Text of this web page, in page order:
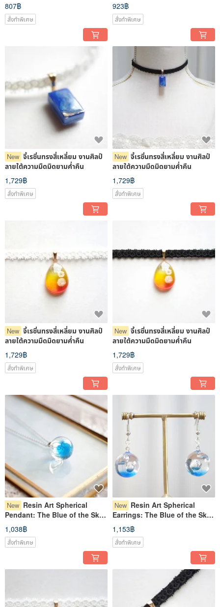
807฿
สั่งทำพิเศษ
923฿
สั่งทำพิเศษ
New จี้เรซิ่นทรงสี่เหลี่ยม งานศิลป์
ลายใต้ความมืดมิดยามค่ำคืน
1,729฿
สั่งทำพิเศษ
New จี้เรซิ่นทรงสี่เหลี่ยม งานศิลป์
ลายใต้ความมืดมิดยามค่ำคืน
1,729฿
สั่งทำพิเศษ
New จี้เรซิ่นทรงสี่เหลี่ยม งานศิลป์
ลายใต้ความมืดมิดยามค่ำคืน
1,729฿
สั่งทำพิเศษ
New จี้เรซิ่นทรงสี่เหลี่ยม งานศิลป์
ลายใต้ความมืดมิดยามค่ำคืน
1,729฿
สั่งทำพิเศษ
New Resin Art Spherical
Pendant: The Blue of the Sky
and the Blue of the Sea
1,038฿
สั่งทำพิเศษ
New Resin Art Spherical
Earrings: The Blue of the Sky
and the Blue of the Sea
1,153฿
สั่งทำพิเศษ